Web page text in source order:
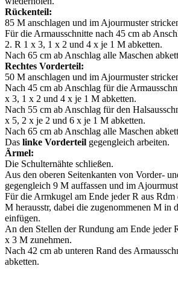
Rückenteil:
85 M anschlagen und im Ajourmuster
Für die Armausschnitte nach 45 cm ab
2. R 1 x 3, 1 x 2 und 4 x je 1 M abketten.
Nach 65 cm ab Anschlag alle Maschen
Rechtes Vorderteil:
50 M anschlagen und im Ajourmuster
Nach 45 cm ab Anschlag für die
x 3, 1 x 2 und 4 x je 1 M abketten.
Nach 55 cm ab Anschlag für den
x 5, 2 x je 2 und 6 x je 1 M abketten.
Nach 65 cm ab Anschlag alle Maschen
Das linke Vorderteil gegengleich arbeiten.
Ärmel:
Die Schulternähte schließen.
Aus den oberen Seitenkanten von Vorder-
gegengleich 9 M auffassen und im
Für die Armkugel am Ende jeder R aus Rdm
M herausstr, dabei die zugenommenen M in
einfügen.
An den Stellen der Rundung am Ende jeder
x 3 M zunehmen.
Nach 42 cm ab unteren Rand des
abketten.